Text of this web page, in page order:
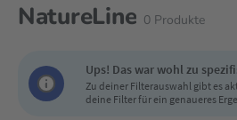
NatureLine 0 Produkte
Ups! Das war wohl zu
Zu deiner Filterauswahl gibt es
deine Filter für ein genaueres